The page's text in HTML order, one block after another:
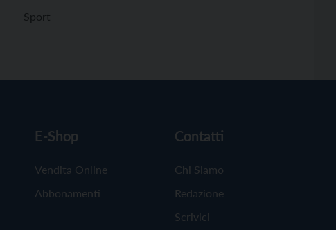
Sport
E-Shop
Vendita Online
Abbonamenti
Contatti
Chi Siamo
Redazione
Scrivici